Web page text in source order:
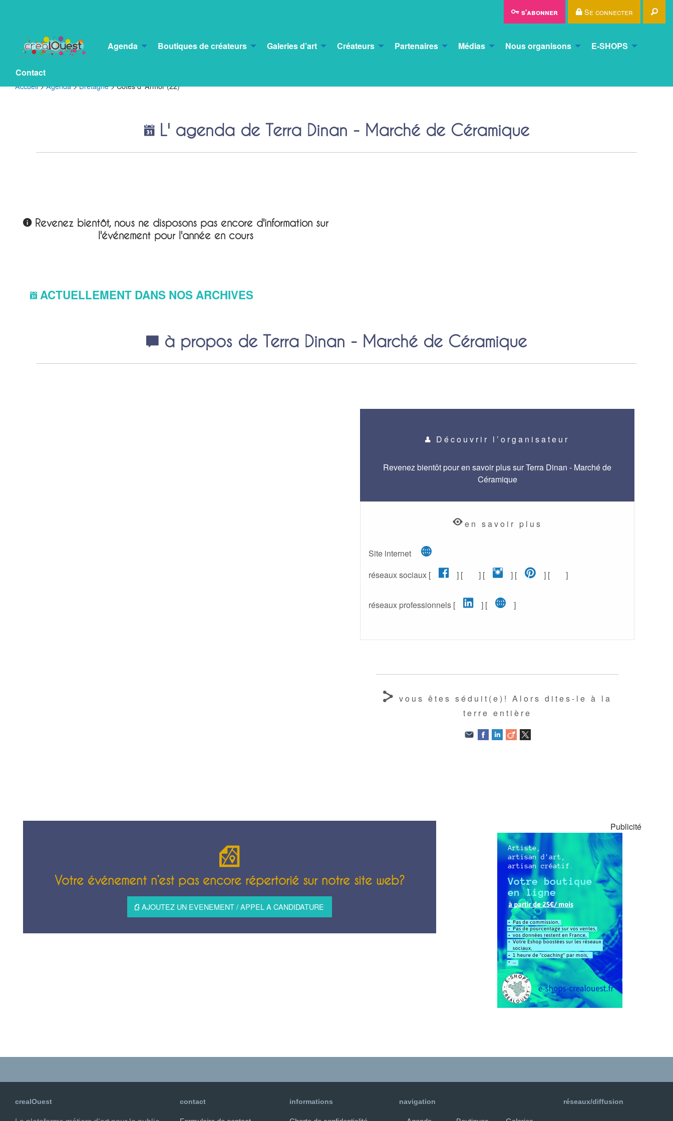
s'abonner Se connecter
Agenda Boutiques de créateurs Galeries d’art Créateurs Partenaires Médias Nous organisons E-SHOPS
Contact
Accueil>Agenda>Bretagne>Côtes d’ Armor (22)
L' agenda de Terra Dinan - Marché de Céramique
Revenez bientôt, nous ne disposons pas encore d'information sur
l'événement pour l'année en cours
ACTUELLEMENT DANS NOS ARCHIVES
à propos de Terra Dinan - Marché de Céramique
Découvrir l’organisateur
Revenez bientôt pour en savoir plus sur Terra Dinan - Marché de
Céramique
en savoir plus
Site internet
réseaux sociaux [ Facebook (nouvelle fenêtre)
] [ Etsy (nouvelle fenêtre)
] [ Instagram (nouvelle
] [ Pinterest (nouvelle
] [ Google+
]
réseaux professionnels [ LinkedIn (nouvelle fenêtre)
] [ Site web pro (nouvelle
]
vous êtes séduit(e)! Alors dites-le à la
terre entière
Votre événement n’est pas encore répertorié sur notre site web?
AJOUTEZ UN EVENEMENT / APPEL A CANDIDATURE
Publicité
crealOuest contact informations navigation réseaux/diffusion